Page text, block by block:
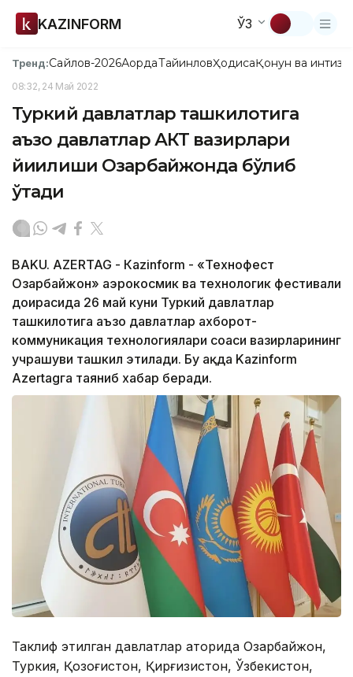
KAZINFORM ЎЗ
Тренд:Сайлов-2026АқордаТайинловҲодисаҚонун ва
08:32, 24 Май 2022
Туркий давлатлар ташкилотига
аъзо давлатлар АКТ вазирлари
йиғилиши Озарбайжонда бўлиб
ўтади
BAKU. АZERTAG - Кazinform - «Технофест
Озарбайжон» аэрокосмик ва технологик фестивали
доирасида 26 май куни Туркий давлатлар
ташкилотига аъзо давлатлар ахборот-
коммуникация технологиялари соҳаси вазирларининг
учрашуви ташкил этилади. Бу ҳақда Kazinform
Аzertagга таяниб хабар беради.
Таклиф этилган давлатлар қаторида Озарбайжон,
Туркия, Қозоғистон, Қирғизистон, Ўзбекистон,